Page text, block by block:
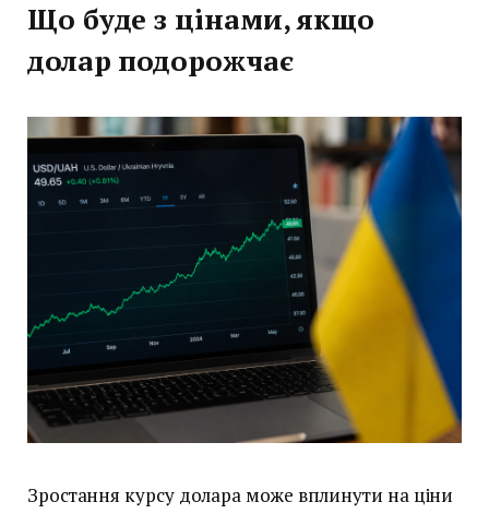
Що буде з цінами, якщо
долар подорожчає
Зростання курсу долара може вплинути на ціни